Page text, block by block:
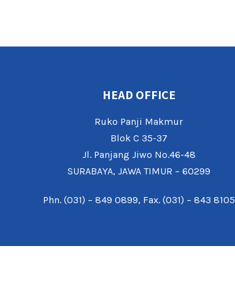
HEAD OFFICE
Ruko Panji Makmur
Blok C 35-37
Jl. Panjang Jiwo No.46-48
SURABAYA, JAWA TIMUR – 60299
Phn. (031) – 849 0899, Fax. (031) – 843 8105